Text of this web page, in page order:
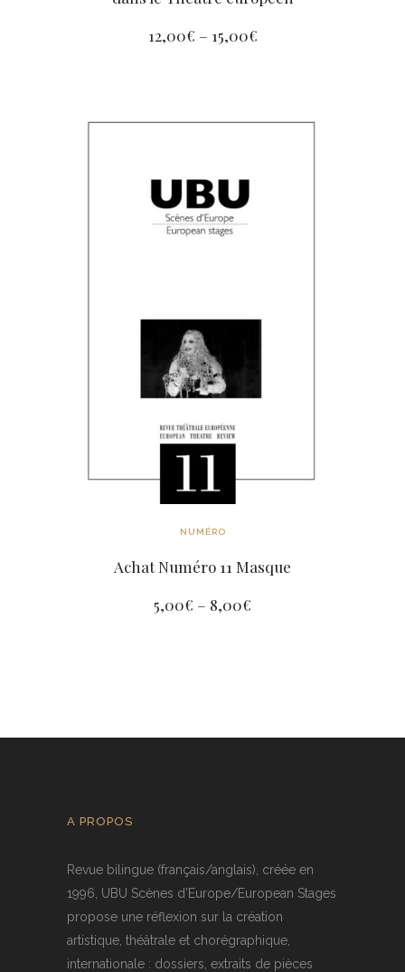
12,00€ – 15,00€
NUMÉRO
Achat Numéro 11 Masque
5,00€ – 8,00€
A PROPOS
Revue bilingue (français/anglais), créée en
1996, UBU Scènes d’Europe/European Stages
propose une réflexion sur la création
artistique, théâtrale et chorégraphique,
internationale : dossiers, extraits de pièces